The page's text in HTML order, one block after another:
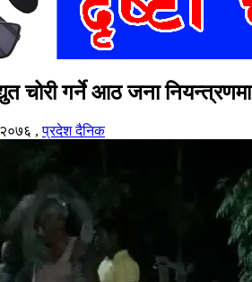
चोरी गर्ने आठ जना नियन्त्रणमा
२०७६ ,प्रदेश दैनिक